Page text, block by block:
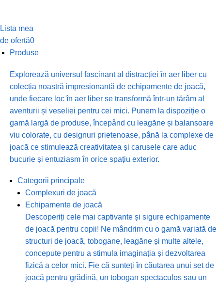
Lista mea
de ofertă0
Produse
Explorează universul fascinant al distracției în aer liber cu
colecția noastră impresionantă de echipamente de joacă,
unde fiecare loc în aer liber se transformă într-un tărâm al
aventurii și veseliei pentru cei mici. Punem la dispoziție o
gamă largă de produse, începând cu leagăne și balansoare
viu colorate, cu designuri prietenoase, până la complexe de
joacă ce stimulează creativitatea și carusele care aduc
bucurie și entuziasm în orice spațiu exterior.
Categorii principale
Complexuri de joacă
Echipamente de joacă
Descoperiți cele mai captivante și sigure echipamente
de joacă pentru copii! Ne mândrim cu o gamă variată de
structuri de joacă, tobogane, leagăne și multe altele,
concepute pentru a stimula imaginația și dezvoltarea
fizică a celor mici. Fie că sunteți în căutarea unui set de
joacă pentru grădină, un tobogan spectaculos sau un